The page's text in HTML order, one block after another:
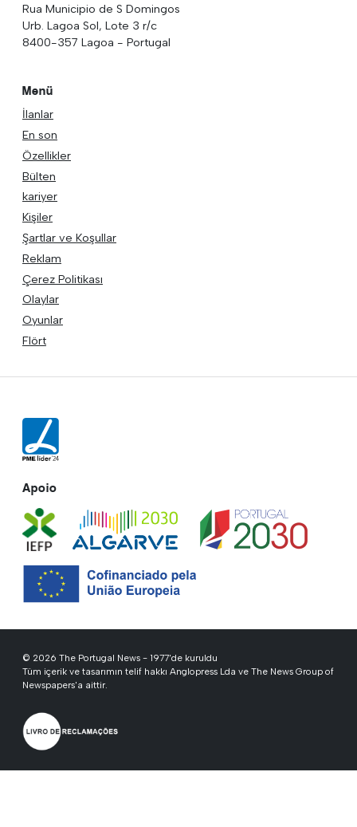
Rua Municipio de S Domingos
Urb. Lagoa Sol, Lote 3 r/c
8400-357 Lagoa - Portugal
Menü
İlanlar
En son
Özellikler
Bülten
kariyer
Kişiler
Şartlar ve Koşullar
Reklam
Çerez Politikası
Olaylar
Oyunlar
Flört
Apoio
© 2026 The Portugal News - 1977'de kuruldu
Tüm içerik ve tasarımın telif hakkı Anglopress Lda ve The News Group of
Newspapers'a aittir.